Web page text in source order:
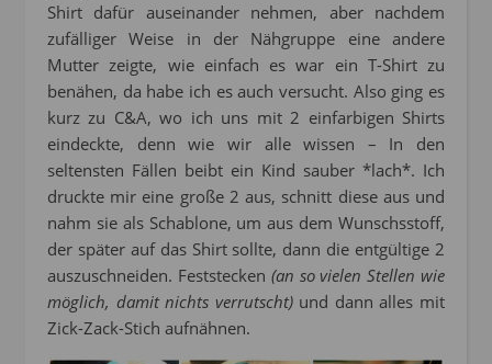
Shirt dafür auseinander nehmen, aber nachdem
zufälliger Weise in der Nähgruppe eine andere
Mutter zeigte, wie einfach es war ein T-Shirt zu
benähen, da habe ich es auch versucht. Also ging es
kurz zu C&A, wo ich uns mit 2 einfarbigen Shirts
eindeckte, denn wie wir alle wissen – In den
seltensten Fällen beibt ein Kind sauber *lach*. Ich
druckte mir eine große 2 aus, schnitt diese aus und
nahm sie als Schablone, um aus dem Wunschsstoff,
der später auf das Shirt sollte, dann die entgültige 2
auszuschneiden. Feststecken (an so vielen Stellen wie
möglich, damit nichts verrutscht)und dann alles mit
Zick-Zack-Stich aufnähnen.